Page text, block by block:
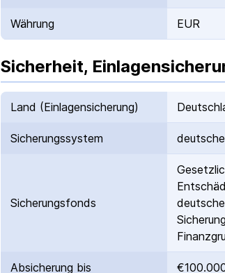
Währung EUR
Sicherheit,
Land (Einlagen­sicherung)
Sicherungs­system
Sicherungs­fonds
Absicherung bis